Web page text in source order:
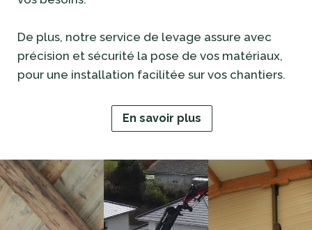
De plus, notre service de levage assure avec
précision et sécurité la pose de vos matériaux,
pour une installation facilitée sur vos chantiers.
En savoir plus